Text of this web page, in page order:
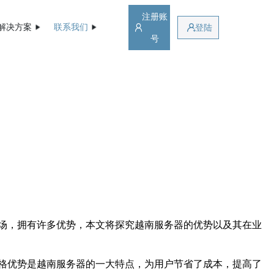
决方案 联系我们
注册账
号
登陆
拥有许多优势，本文将探究越南服务器的优势以及其在业
势是越南服务器的一大特点，为用户节省了成本，提高了